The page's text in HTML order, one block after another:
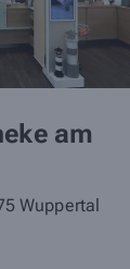
am
Wuppertal